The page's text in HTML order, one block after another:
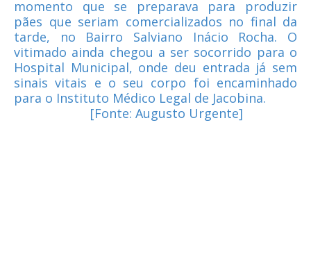
momento que se preparava para produzir
pães que seriam comercializados no final da
tarde, no Bairro Salviano Inácio Rocha. O
vitimado ainda chegou a ser socorrido para o
Hospital Municipal, onde deu entrada já sem
sinais vitais e o seu corpo foi encaminhado
para o Instituto Médico Legal de Jacobina.
[Fonte: Augusto Urgente]